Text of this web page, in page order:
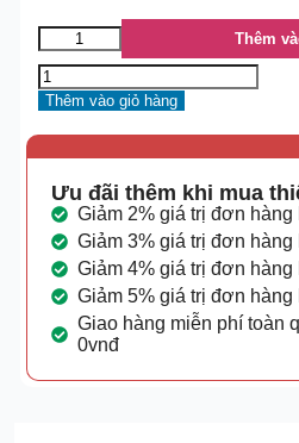
Thêm
Thêm vào giỏ hàng
Ưu đãi thêm khi mua
Giảm 2% giá trị đơn
Giảm 3% giá trị đơn
Giảm 4% giá trị đơn
Giảm 5% giá trị đơn
Giao hàng miễn phí toàn
0vnđ